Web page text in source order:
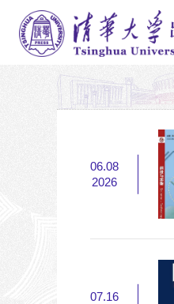
06.08
2026
07.16